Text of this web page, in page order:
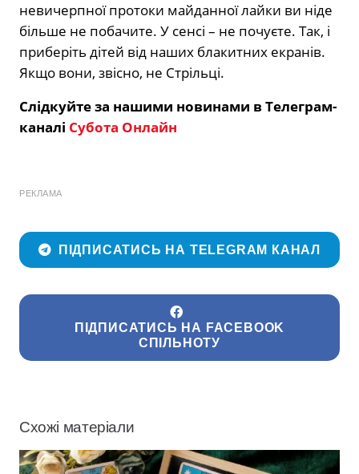
невичерпної протоки майданної лайки ви ніде
більше не побачите. У сенсі – не почуєте. Так, і
приберіть дітей від наших блакитних екранів.
Якщо вони, звісно, ​​не Стрільці.
Слідкуйте за нашими новинами в Телеграм-
каналі Субота Онлайн
РЕКЛАМА
ПІДПИСАТИСЬ НА TELEGRAM КАНАЛ
ПІДПИСАТИСЬ НА FACEBOOK
СПІЛЬНОТУ
Схожі матеріали